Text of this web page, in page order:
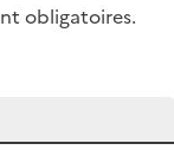
obligatoires.